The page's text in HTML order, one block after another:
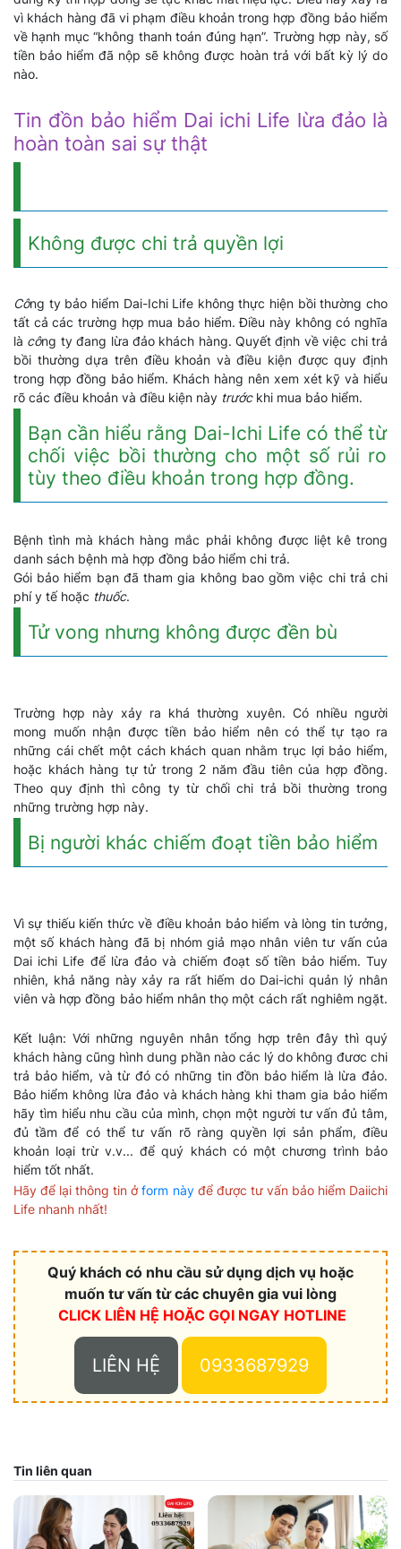
vì khách hàng đã vi phạm điều khoản trong hợp đồng bảo hiểm
về hạnh mục “không thanh toán đúng hạn”. Trường hợp này, số
tiền bảo hiểm đã nộp sẽ không được hoàn trả với bất kỳ lý do
nào.
Tin đồn bảo hiểm Dai ichi Life lừa đảo là
hoàn toàn sai sự thật
Không được chi trả quyền lợi
Công ty bảo hiểm Dai-Ichi Life không thực hiện bồi thường cho
tất cả các trường hợp mua bảo hiểm. Điều này không có nghĩa
là công ty đang lừa đảo khách hàng. Quyết định về việc chi trả
bồi thường dựa trên điều khoản và điều kiện được quy định
trong hợp đồng bảo hiểm. Khách hàng nên xem xét kỹ và hiểu
rõ các điều khoản và điều kiện này trước khi mua bảo hiểm.
Bạn cần hiểu rằng Dai-Ichi Life có thể từ
chối việc bồi thường cho một số rủi ro
tùy theo điều khoản trong hợp đồng.
Bệnh tình mà khách hàng mắc phải không được liệt kê trong
danh sách bệnh mà hợp đồng bảo hiểm chi trả.
Gói bảo hiểm bạn đã tham gia không bao gồm việc chi trả chi
phí y tế hoặc thuốc.
Tử vong nhưng không được đền bù
Trường hợp này xảy ra khá thường xuyên. Có nhiều người
mong muốn nhận được tiền bảo hiểm nên có thể tự tạo ra
những cái chết một cách khách quan nhằm trục lợi bảo hiểm,
hoặc khách hàng tự tử trong 2 năm đầu tiên của hợp đồng.
Theo quy định thì công ty từ chối chi trả bồi thường trong
những trường hợp này.
Bị người khác chiếm đoạt tiền bảo hiểm
Vì sự thiếu kiến thức về điều khoản bảo hiểm và lòng tin tưởng,
một số khách hàng đã bị nhóm giả mạo nhân viên tư vấn của
Dai ichi Life để lừa đảo và chiếm đoạt số tiền bảo hiểm. Tuy
nhiên, khả năng này xảy ra rất hiếm do Dai-ichi quản lý nhân
viên và hợp đồng bảo hiểm nhân thọ một cách rất nghiêm ngặt.
Kết luận: Với những nguyên nhân tổng hợp trên đây thì quý
khách hàng cũng hình dung phần nào các lý do không đươc chi
trả bảo hiểm, và từ đó có những tin đồn bảo hiểm là lừa đảo.
Bảo hiểm không lừa đảo và khách hàng khi tham gia bảo hiểm
hãy tìm hiểu nhu cầu của mình, chọn một người tư vấn đủ tâm,
đủ tầm để có thể tư vấn rõ ràng quyền lợi sản phẩm, điều
khoản loại trừ v.v... để quý khách có một chương trình bảo
hiểm tốt nhất.
Hãy để lại thông tin ởform nàyđể được tư vấn bảo hiểm Daiichi
Life nhanh nhất!
Quý khách có nhu cầu sử dụng dịch vụ hoặc
muốn tư vấn từ các chuyên gia vui lòng
CLICK LIÊN HỆ HOẶC GỌI NGAY HOTLINE
LIÊN HỆ 0933687929
Tin liên quan